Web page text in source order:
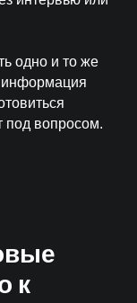
одно и то же
информация
под вопросом.
к